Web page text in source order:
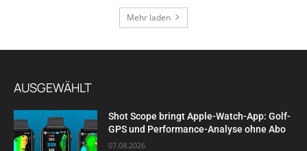
Mehr laden
AUSGEWÄHLT
Shot Scope bringt Apple-Watch-App: Golf-
GPS und Performance-Analyse ohne Abo
07.08.2026